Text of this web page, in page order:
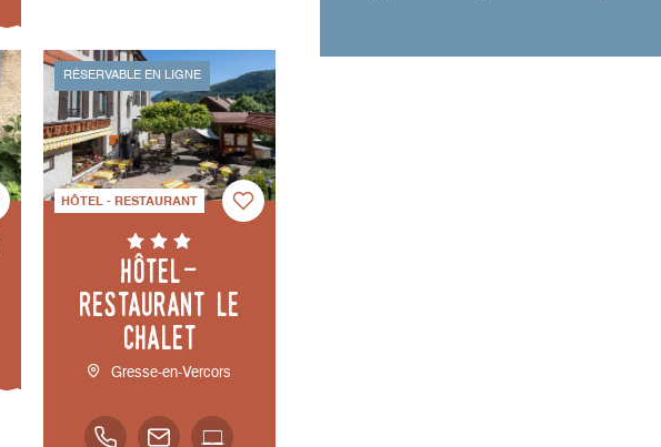
HÔTEL - RESTAURANT
Hôtel-
restaurant Le
Chalet
Gresse-en-Vercors
RÉSERVABLE EN LIGNE